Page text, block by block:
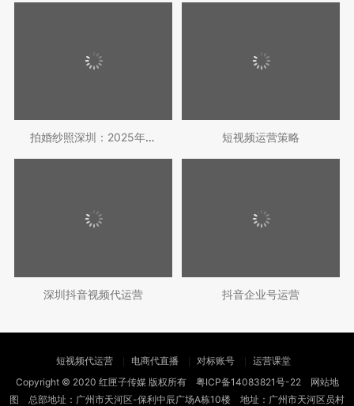
拍婚纱照深圳：2025年最值得推荐的婚纱 短视频运营策略
深圳抖音视频代运营 抖音企业号运营
短视频代运营 电商代直播 对标账号
运营课堂
Copyright © 2020 红匣子传媒 版权所有 粤ICP备14083821号-22
网站地
图 总部地址：广州市天河区-保利中辰广场A栋10楼 地址：广州市天河区员村